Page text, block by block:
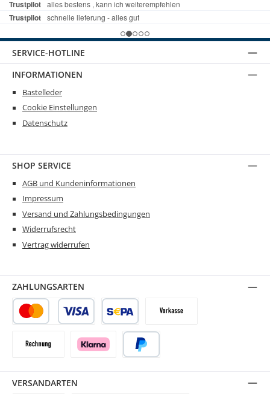
SERVICE-HOTLINE
INFORMATIONEN
Bastelleder
Cookie Einstellungen
Datenschutz
SHOP SERVICE
AGB und Kundeninformationen
Impressum
Versand und Zahlungsbedingungen
Widerrufsrecht
Vertrag widerrufen
VERSANDARTEN
ZAHLUNGSARTEN
SEPA LastschriftVorkasse